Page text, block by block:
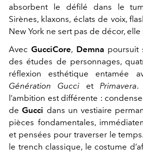
absorbent le défilé dans le
Sirènes, klaxons, éclats de voix,
New York ne sert pas de décor,
AvecGucciCore, Demnapoursuit
des études de personnages,
réflexion esthétique entamée
Génération Gucci et Primavera.
l’ambition est différente :
deGucci dans un vestiaire
pièces fondamentales,
et pensées pour traverser le
le trench classique, le costume